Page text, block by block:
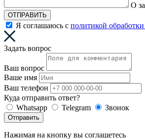
О
ОТПРАВИТЬ
Я соглашаюсь с политикой
Задать вопрос
Ваш вопрос
Ваше имя
Ваш телефон
Куда отправить ответ?
Whatsapp
Telegram Звонок
Отправить
Нажимая на кнопку вы соглашетесь